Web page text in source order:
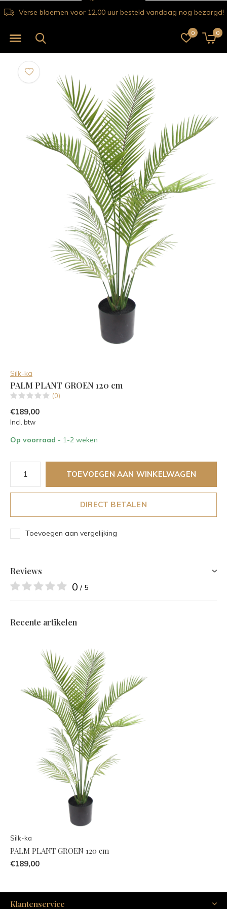
0 0
Verse bloemen voor 12.00 uur besteld vandaag nog bezorgd!
Silk-ka
PALM PLANT GROEN 120 cm
(0)
€189,00
Incl. btw
Op voorraad - 1-2 weken
TOEVOEGEN AAN WINKELWAGEN
DIRECT BETALEN
Toevoegen aan vergelijking
Reviews
0 / 5
Recente artikelen
Silk-ka
PALM PLANT GROEN 120 cm
€189,00
Klantenservice